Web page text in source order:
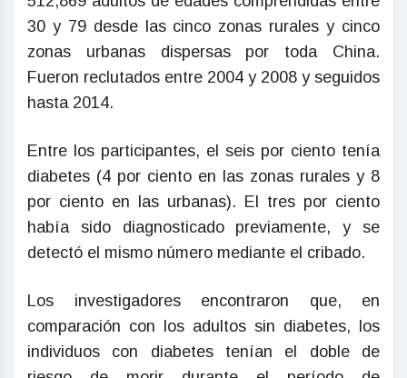
30 y 79 desde las cinco zonas rurales y cinco
zonas urbanas dispersas por toda China.
Fueron reclutados entre 2004 y 2008 y seguidos
hasta 2014.
Entre los participantes, el seis por ciento tenía
diabetes (4 por ciento en las zonas rurales y 8
por ciento en las urbanas). El tres por ciento
había sido diagnosticado previamente, y se
detectó el mismo número mediante el cribado.
Los investigadores encontraron que, en
comparación con los adultos sin diabetes, los
individuos con diabetes tenían el doble de